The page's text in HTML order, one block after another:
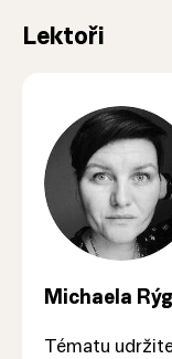
Lektoři
Michaela
Tématu